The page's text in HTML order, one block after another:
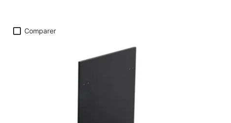
Comparer